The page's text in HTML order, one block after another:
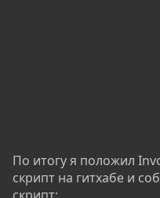
По итогу я положил
скрипт на гитхабе и